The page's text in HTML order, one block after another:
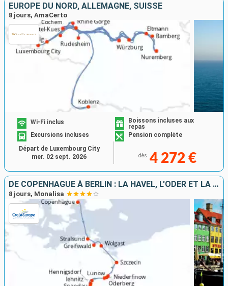
EUROPE DU NORD, ALLEMAGNE, SUISSE
8 jours, AmaCerto
Wi-Fi inclus
Boissons incluses aux
repas
Excursions incluses
Pension complète
dès 4 272 €
Départ de Luxembourg City
mer. 02 sept. 2026
DE COPENHAGUE À BERLIN : LA HAVEL, L'ODER ET LA MER BALTIQUE
8 jours, Monalisa